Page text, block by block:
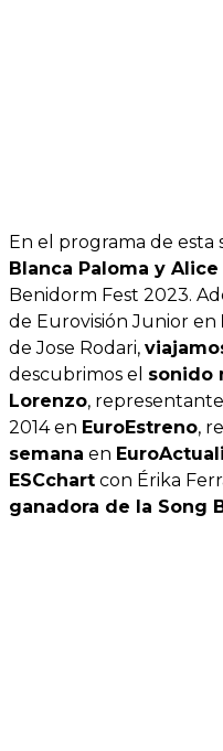
En el programa de esta
Blanca Paloma y
Benidorm Fest 2023.
de Eurovisión Junior en
de Jose Rodari,
descubrimos el sonido
Lorenzo,
2014 en EuroEstreno,
semana en
ESCchart con Érika
ganadora de la Song